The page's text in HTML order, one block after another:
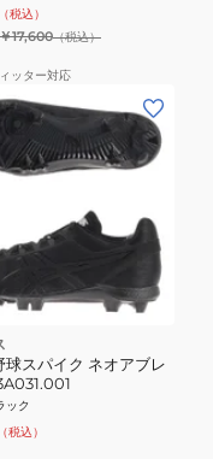
（税込）
￥17,600（税込）
ッター対応
球スパイク ネオアブレ
ック
（税込）